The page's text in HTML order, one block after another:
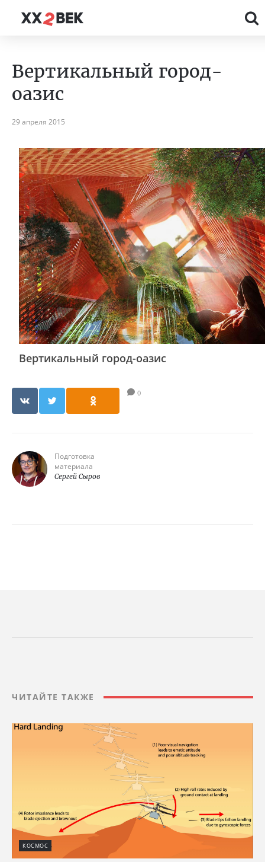
Вертикальный город-
оазис
29 апреля 2015
Вертикальный город-оазис
0
Подготовка
материала
Сергей Сыров
ЧИТАЙТЕ ТАКЖЕ
КОСМОС